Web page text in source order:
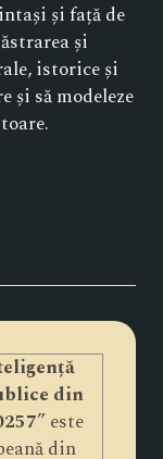
și față de
și
istorice și
și să modeleze
din
” este
din